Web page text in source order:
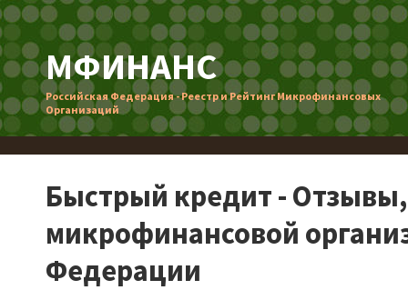
МФИНАНС
Российская Федерация - Реестр и Рейтинг Микрофинансовых
Организаций
Быстрый кредит -
микрофинансовой
Федерации